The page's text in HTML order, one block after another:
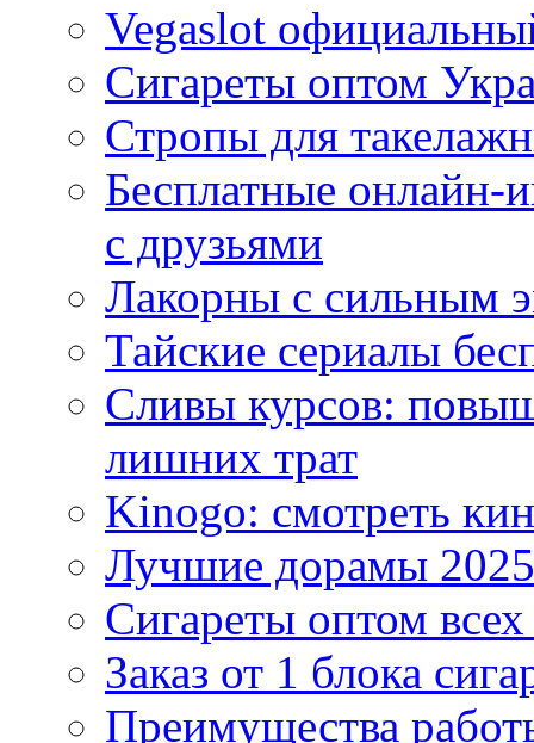
Vegaslot
Сигареты оптом
Стропы для
Бесплатные
с друзьями
Лакорны с сильным
Тайские сериалы
Сливы курсов:
лишних трат
Kinogo: смотреть
Лучшие дорамы
Сигареты оптом
Заказ от 1 блока
Преимущества